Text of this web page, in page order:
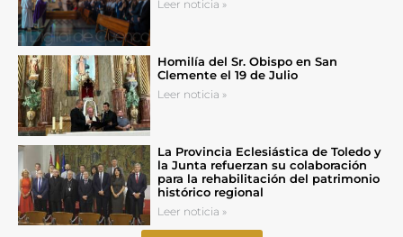
Leer noticia »
Homilía del Sr. Obispo en San
Clemente el 19 de Julio
Leer noticia »
La Provincia Eclesiástica de Toledo y
la Junta refuerzan su colaboración
para la rehabilitación del patrimonio
histórico regional
Leer noticia »